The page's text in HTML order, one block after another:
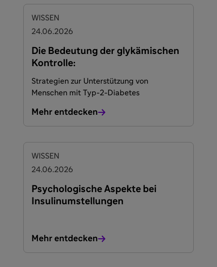
WISSEN
24.06.2026
Die Bedeutung der glykämischen
Kontrolle:
Strategien zur Unterstützung von
Menschen mit Typ-2-Diabetes
Mehr entdecken
WISSEN
24.06.2026
Psychologische Aspekte bei
Insulinumstellungen
Mehr entdecken